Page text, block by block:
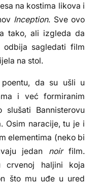
na kostima likova i
Inception. Sve ovo
tako, ali izgleda da
odbija sagledati film
na stol.
da su ušli u
i već formiranim
slušati Bannisterovu
Osim naracije, tu je i
elementima (neko bi
jedan noirfilm.
haljini koja
što mu uđe u ured